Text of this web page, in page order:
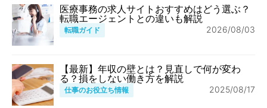
医療事務の求人サイトおすすめはどう選ぶ？
転職エージェントとの違いも解説
転職ガイド 2026/08/03
【最新】年収の壁とは？見直しで何が変わ
る？損をしない働き方を解説
仕事のお役立ち情報 2025/08/17